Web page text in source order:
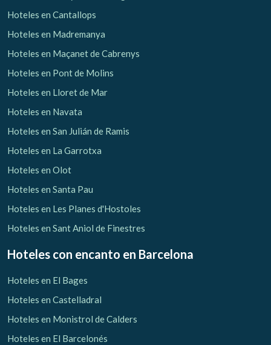
Hoteles en Cantallops
Hoteles en Madremanya
Hoteles en Maçanet de Cabrenys
Hoteles en Pont de Molins
Hoteles en Lloret de Mar
Hoteles en Navata
Hoteles en San Julián de Ramis
Hoteles en La Garrotxa
Hoteles en Olot
Hoteles en Santa Pau
Hoteles en Les Planes d'Hostoles
Hoteles en Sant Aniol de Finestres
Hoteles con encanto en Barcelona
Hoteles en El Bages
Hoteles en Castelladral
Hoteles en Monistrol de Calders
Hoteles en El Barcelonés